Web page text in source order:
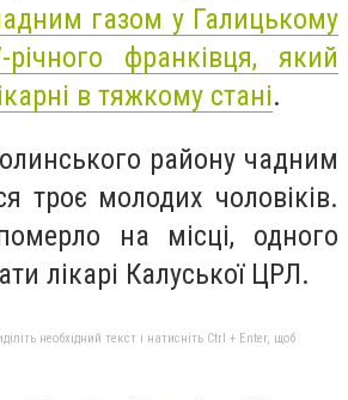
газом у Галицькому
річного франківця, який
в тяжкому стані.
району чадним
троє молодих чоловіків.
на місці, одного
лікарі Калуської ЦРЛ.
необхідний текст і натисніть Ctrl + Enter, щоб